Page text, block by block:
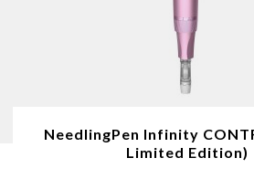
NeedlingPen Infinity
Limited Edition)